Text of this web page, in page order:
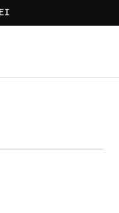
Check rot